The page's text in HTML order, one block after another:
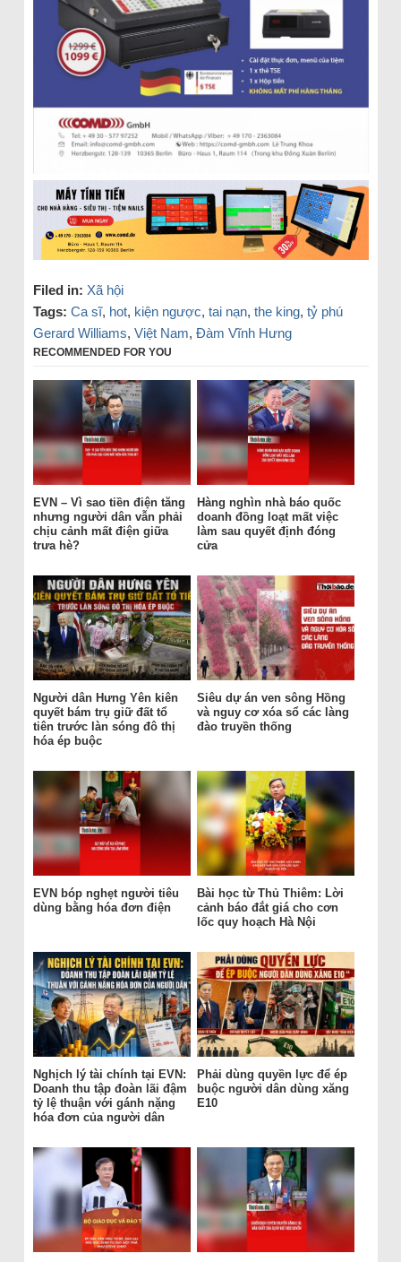
Filed in: Xã hội
Tags: Ca sĩ, hot, kiện ngược, tai nạn, the king, tỷ phú
Gerard Williams, Việt Nam, Đàm Vĩnh Hưng
RECOMMENDED FOR YOU
EVN – Vì sao tiền điện tăng
nhưng người dân vẫn phải
chịu cảnh mất điện giữa
trưa hè?
Hàng nghìn nhà báo quốc
doanh đồng loạt mất việc
làm sau quyết định đóng
cửa
Người dân Hưng Yên kiên
quyết bám trụ giữ đất tổ
tiên trước làn sóng đô thị
hóa ép buộc
Siêu dự án ven sông Hồng
và nguy cơ xóa sổ các làng
đào truyền thống
EVN bóp nghẹt người tiêu
dùng bằng hóa đơn điện
Bài học từ Thủ Thiêm: Lời
cảnh báo đắt giá cho cơn
lốc quy hoạch Hà Nội
Nghịch lý tài chính tại EVN:
Doanh thu tập đoàn lãi đậm
tỷ lệ thuận với gánh nặng
hóa đơn của người dân
Phải dùng quyền lực để ép
buộc người dân dùng xăng
E10